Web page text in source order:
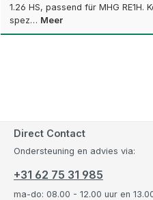
1.26 HS, passend für MHG RE1H.
spez… Meer
Direct Contact
Ondersteuning en advies via:
+31 62 75 31 985
ma-do: 08.00 - 12.00 uur en